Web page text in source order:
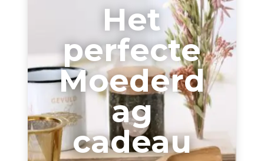
Het
perfecte
Moederd
ag
cadeau